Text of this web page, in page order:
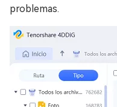
problemas.